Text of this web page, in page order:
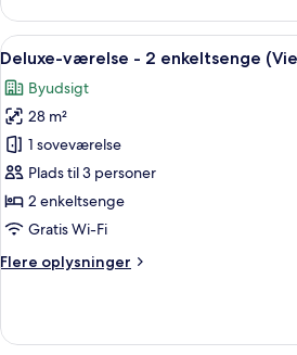
værelse
1
seng
(View)
Indlæs
alle
billeder
af
Deluxe-
værelse
-
2
(View)
Et
5
Deluxe-værelse - 2 enkeltsenge
Byudsigt
28 m²
1 soveværelse
Plads til 3 personer
2 enkeltsenge
Gratis Wi-Fi
Flere oplysninger
Flere
værelse